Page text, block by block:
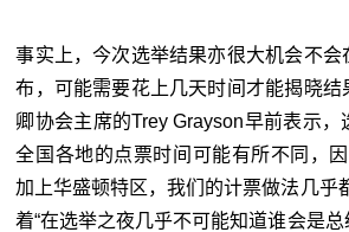
事实上，今次选举结果亦很大机会不会
布，可能需要花上几天时间才能揭晓结
卿协会主席的Trey Grayson早前表示，
全国各地的点票时间可能有所不同，因
加上华盛顿特区，我们的计票做法几乎
着“在选举之夜几乎不可能知道谁会是